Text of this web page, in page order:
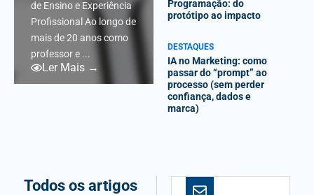
de Ensino e Experiência
Profissional Ao longo de
mais de 20 anos como
professor e ...
Ler Mais →
Programação: do
protótipo ao impacto
DESTAQUES
IA no Marketing: como
passar do “prompt” ao
processo (sem perder
confiança, dados e
marca)
Todos os artigos